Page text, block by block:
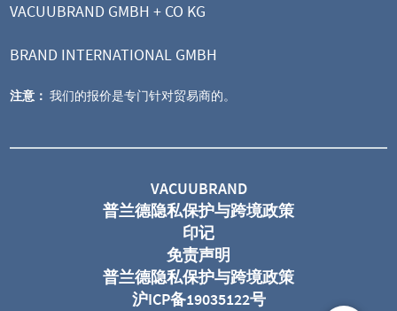
VACUUBRAND GMBH + CO KG
BRAND INTERNATIONAL GMBH
注意： 我们的报价是专门针对贸易商的。
VACUUBRAND
普兰德隐私保护与跨境政策
印记
免责声明
普兰德隐私保护与跨境政策
沪ICP备19035122号